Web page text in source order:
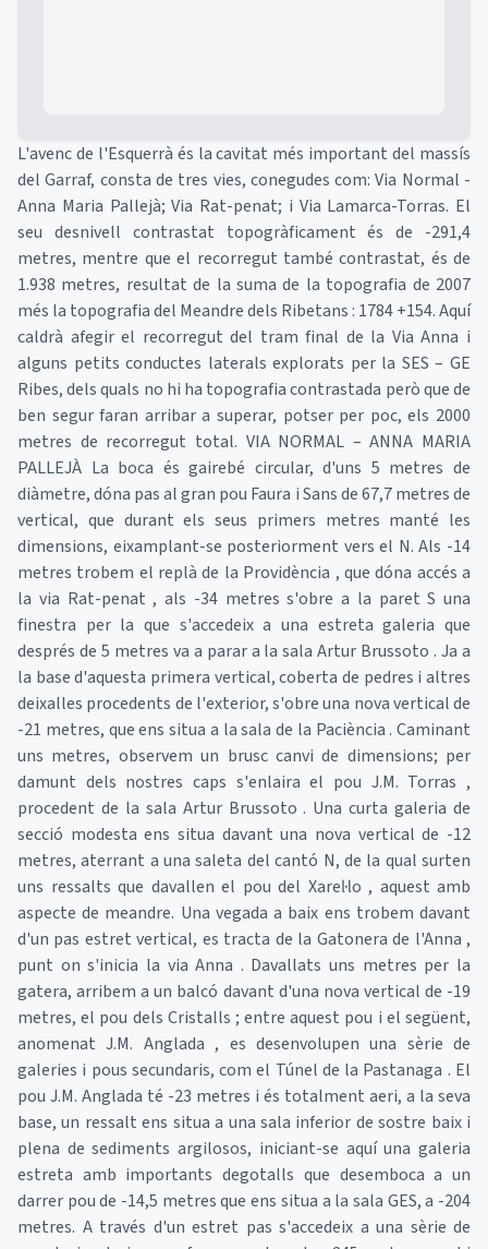
L'avenc de l'Esquerrà és la cavitat més important del massís
del Garraf, consta de tres vies, conegudes com: Via Normal -
Anna Maria Pallejà; Via Rat-penat; i Via Lamarca-Torras. El
seu desnivell contrastat topogràficament és de -291,4
metres, mentre que el recorregut també contrastat, és de
1.938 metres, resultat de la suma de la topografia de 2007
més la topografia del Meandre dels Ribetans : 1784 +154. Aquí
caldrà afegir el recorregut del tram final de la Via Anna i
alguns petits conductes laterals explorats per la SES – GE
Ribes, dels quals no hi ha topografia contrastada però que de
ben segur faran arribar a superar, potser per poc, els 2000
metres de recorregut total. VIA NORMAL – ANNA MARIA
PALLEJÀ La boca és gairebé circular, d'uns 5 metres de
diàmetre, dóna pas al gran pou Faura i Sans de 67,7 metres de
vertical, que durant els seus primers metres manté les
dimensions, eixamplant-se posteriorment vers el N. Als -14
metres trobem el replà de la Providència , que dóna accés a
la via Rat-penat , als -34 metres s'obre a la paret S una
finestra per la que s'accedeix a una estreta galeria que
després de 5 metres va a parar a la sala Artur Brussoto . Ja a
la base d'aquesta primera vertical, coberta de pedres i altres
deixalles procedents de l'exterior, s'obre una nova vertical de
-21 metres, que ens situa a la sala de la Paciència . Caminant
uns metres, observem un brusc canvi de dimensions; per
damunt dels nostres caps s'enlaira el pou J.M. Torras ,
procedent de la sala Artur Brussoto . Una curta galeria de
secció modesta ens situa davant una nova vertical de -12
metres, aterrant a una saleta del cantó N, de la qual surten
uns ressalts que davallen el pou del Xarel·lo , aquest amb
aspecte de meandre. Una vegada a baix ens trobem davant
d'un pas estret vertical, es tracta de la Gatonera de l'Anna ,
punt on s'inicia la via Anna . Davallats uns metres per la
gatera, arribem a un balcó davant d'una nova vertical de -19
metres, el pou dels Cristalls ; entre aquest pou i el següent,
anomenat J.M. Anglada , es desenvolupen una sèrie de
galeries i pous secundaris, com el Túnel de la Pastanaga . El
pou J.M. Anglada té -23 metres i és totalment aeri, a la seva
base, un ressalt ens situa a una sala inferior de sostre baix i
plena de sediments argilosos, iniciant-se aquí una galeria
estreta amb importants degotalls que desemboca a un
darrer pou de -14,5 metres que ens situa a la sala GES, a -204
metres. A través d'un estret pas s'accedeix a una sèrie de